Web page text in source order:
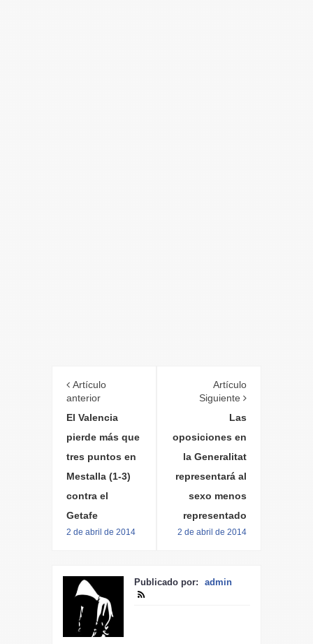
Artículo
anterior
El Valencia
pierde más que
tres puntos en
Mestalla (1-3)
contra el
Getafe
2 de abril de 2014
Artículo
Siguiente
Las
oposiciones en
la Generalitat
representará al
sexo menos
representado
2 de abril de 2014
Publicado por: admin